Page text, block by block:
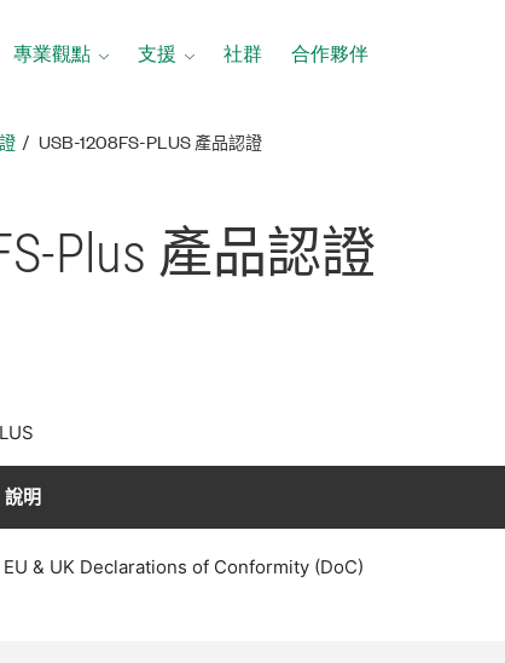
專業觀點 支援 社群 合作夥伴
USB-1208FS-PLUS 產品認證
Plus 產品認證
說明
EU & UK Declarations of Conformity (DoC)